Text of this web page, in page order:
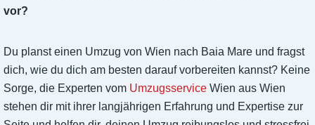
vor?
Du planst einen Umzug von Wien nach Baia Mare und fragst
dich, wie du dich am besten darauf vorbereiten kannst? Keine
Sorge, die Experten vom Umzugsservice Wien aus Wien
stehen dir mit ihrer langjährigen Erfahrung und Expertise zur